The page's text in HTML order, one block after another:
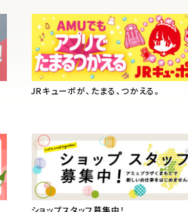
JRキューポが、たまる、つかえる。